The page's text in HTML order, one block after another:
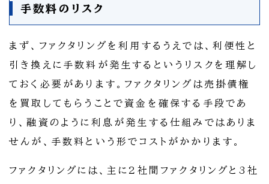
手数料のリスク
まず、ファクタリングを利用するうえでは、利便性と
引き換えに手数料が発生するというリスクを理解し
ておく必要があります。ファクタリングは売掛債権
を買取してもらうことで資金を確保する手段であ
り、融資のように利息が発生する仕組みではありま
せんが、手数料という形でコストがかかります。
ファクタリングには、主に2社間ファクタリングと3社